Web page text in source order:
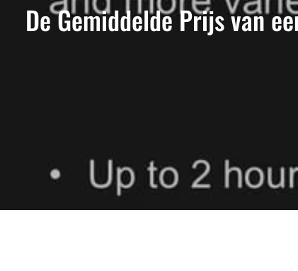
De Gemiddelde Prijs van